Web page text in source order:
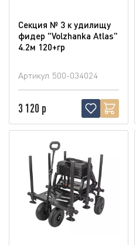
Секция № 3 к удилищу
фидер "Volzhanka Atlas"
4.2м 120+гр
Артикул 500-034024
3 120 р